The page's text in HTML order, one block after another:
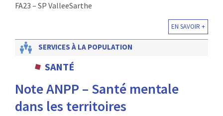
FA23 – SP ValleeSarthe
EN SAVOIR +
SERVICES À LA POPULATION
SANTÉ
Note ANPP – Santé mentale
dans les territoires